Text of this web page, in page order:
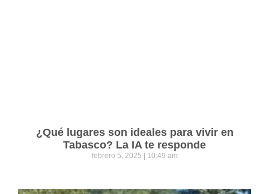
¿Qué lugares son ideales para vivir en
Tabasco? La IA te responde
febrero 5, 2025 10:49 am